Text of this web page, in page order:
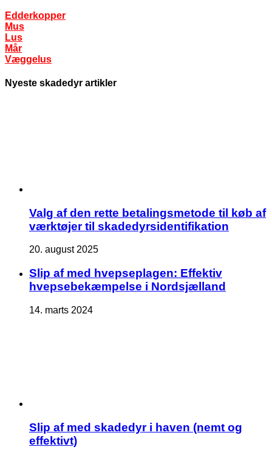
Edderkopper
Mus
Lus
Mår
Væggelus
Nyeste skadedyr artikler
Valg af den rette betalingsmetode til køb af
værktøjer til skadedyrsidentifikation
20. august 2025
Slip af med hvepseplagen: Effektiv
hvepsebekæmpelse i Nordsjælland
14. marts 2024
Slip af med skadedyr i haven (nemt og
effektivt)